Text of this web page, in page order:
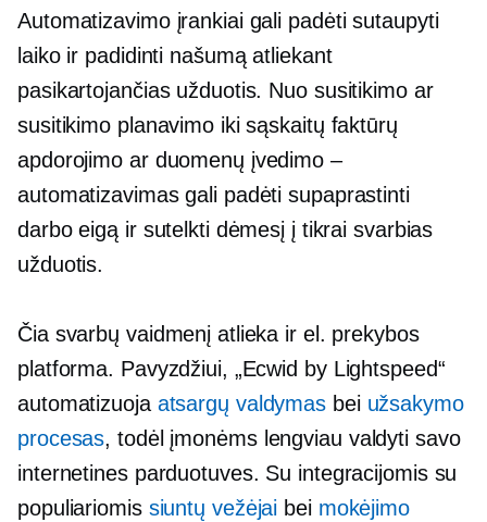
Automatizavimo įrankiai gali padėti sutaupyti
laiko ir padidinti našumą atliekant
pasikartojančias užduotis. Nuo susitikimo ar
susitikimo planavimo iki sąskaitų faktūrų
apdorojimo ar duomenų įvedimo –
automatizavimas gali padėti supaprastinti
darbo eigą ir sutelkti dėmesį į tikrai svarbias
užduotis.
Čia svarbų vaidmenį atlieka ir el. prekybos
platforma. Pavyzdžiui, „Ecwid by Lightspeed“
automatizuoja atsargų valdymas bei užsakymo
procesas, todėl įmonėms lengviau valdyti savo
internetines parduotuves. Su integracijomis su
populiariomis siuntų vežėjai bei mokėjimo